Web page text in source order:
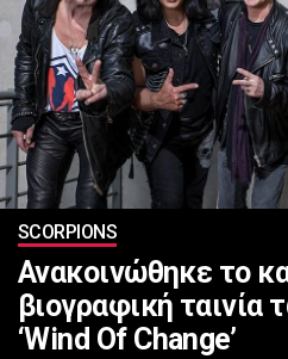
SCORPIONS
Ανακοινώθηκε το
βιογραφική ταινία
‘Wind Of Change’